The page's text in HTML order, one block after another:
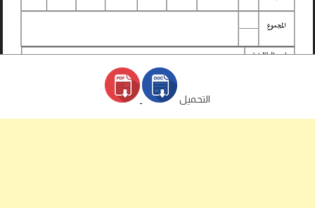
التحميل